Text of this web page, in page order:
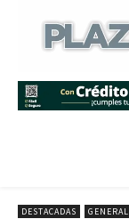
DESTACADAS GENERAL